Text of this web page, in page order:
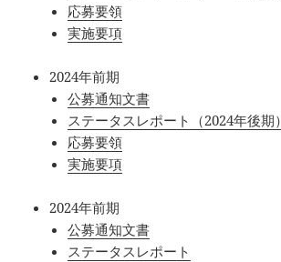
応募要領
実施要項
2024年前期
公募通知文書
ステータスレポート（2024年後期）
応募要領
実施要項
2024年前期
公募通知文書
ステータスレポート